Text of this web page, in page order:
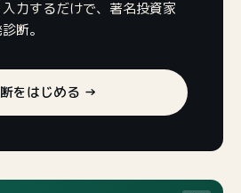
力するだけで、著名投資家
断。
をはじめる →